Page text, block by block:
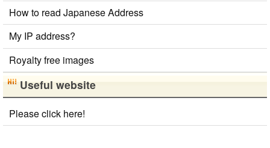
How to read Japanese Address
My IP address?
Royalty free images
Useful website
Please click here!